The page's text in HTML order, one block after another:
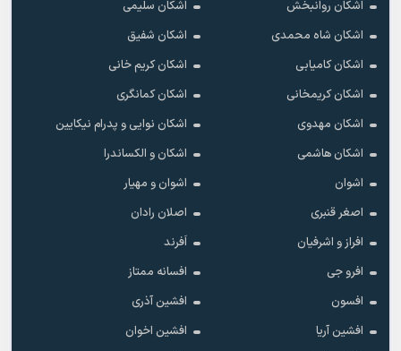
اشکان روانبخش
اشکان سلیمی
اشکان شاه محمدی
اشکان شفیق
اشکان کامیابی
اشکان کریم خانی
اشکان کریمخانی
اشکان کمانگری
اشکان مهدوی
اشکان نوایی و پدرام نیکایین
اشکان هاشمی
اشکان و الکساندرا
اشوان
اشوان و مهیار
اصغر قنبری
اصلان رادان
افراز و اشرفیان
اَفرند
افرو جی
افسانه ممتاز
افسون
افشین آذری
افشین آریا
افشین اخوان